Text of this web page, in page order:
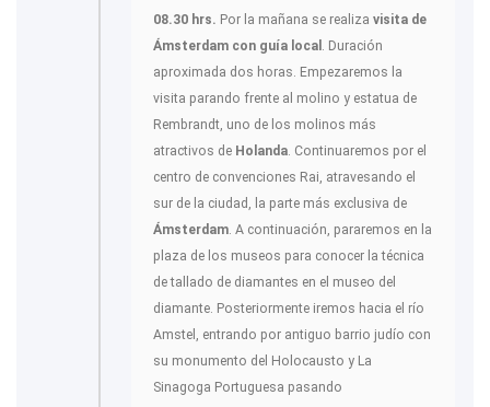
08.30 hrs. Por la mañana se realiza visita de
Ámsterdam con guía local . Duración
aproximada dos horas. Empezaremos la
visita parando frente al molino y estatua de
Rembrandt, uno de los molinos más
atractivos de Holanda. Continuaremos por el
centro de convenciones Rai, atravesando el
sur de la ciudad, la parte más exclusiva de
Ámsterdam. A continuación, pararemos en la
plaza de los museos para conocer la técnica
de tallado de diamantes en el museo del
diamante. Posteriormente iremos hacia el río
Amstel, entrando por antiguo barrio judío con
su monumento del Holocausto y La
Sinagoga Portuguesa pasando